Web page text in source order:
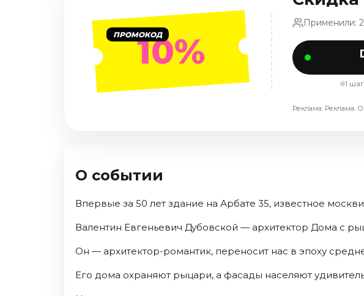
Сентябрь 2026
Декабрь 2026
ПРОМОКОД10%
Применили:
1
Реклама. Реклама.
О событии
Впервые за 50 лет здание на Арбате 35, известное
Валентин Евгеньевич Дубовской — архитектор Дома с
Он — архитектор-романтик, переносит нас в эпоху
Его дома охраняют рыцари, а фасады населяют